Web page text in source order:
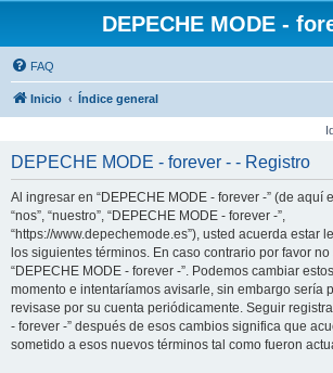
DEPECHE MODE -
FAQ
Inicio Índice general
DEPECHE MODE - forever - - Registro
Al ingresar en “DEPECHE MODE - forever -” (de aquí
“nos”, “nuestro”, “DEPECHE MODE - forever -”,
“https://www.depechemode.es”), usted acuerda estar
los siguientes términos. En caso contrario por favor
“DEPECHE MODE - forever -”. Podemos cambiar
momento e intentaríamos avisarle, sin embargo sería
revisase por su cuenta periódicamente. Seguir
- forever -” después de esos cambios significa que
sometido a esos nuevos términos tal como fueron